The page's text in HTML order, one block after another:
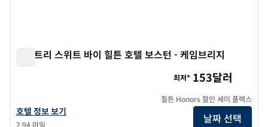
더블트리 스위트 바이 힐튼 호텔 보스턴 - 케임브리지
더블트리 스위트 바이 힐튼 호텔 보스턴 - 케임브리지의 호텔 정보 보기
호텔 정보 보기
2.94 마일
최저* 153달러
힐튼 Honors 할인 세미 플렉스
날짜 선택